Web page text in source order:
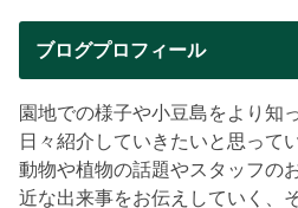
ブログプロフィール
園地での様子や小豆島をより知
日々紹介していきたいと思って
動物や植物の話題やスタッフの
近な出来事をお伝えしていく、